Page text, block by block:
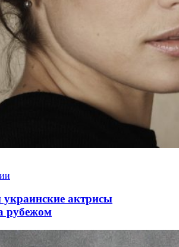
украинские актрисы
рубежом